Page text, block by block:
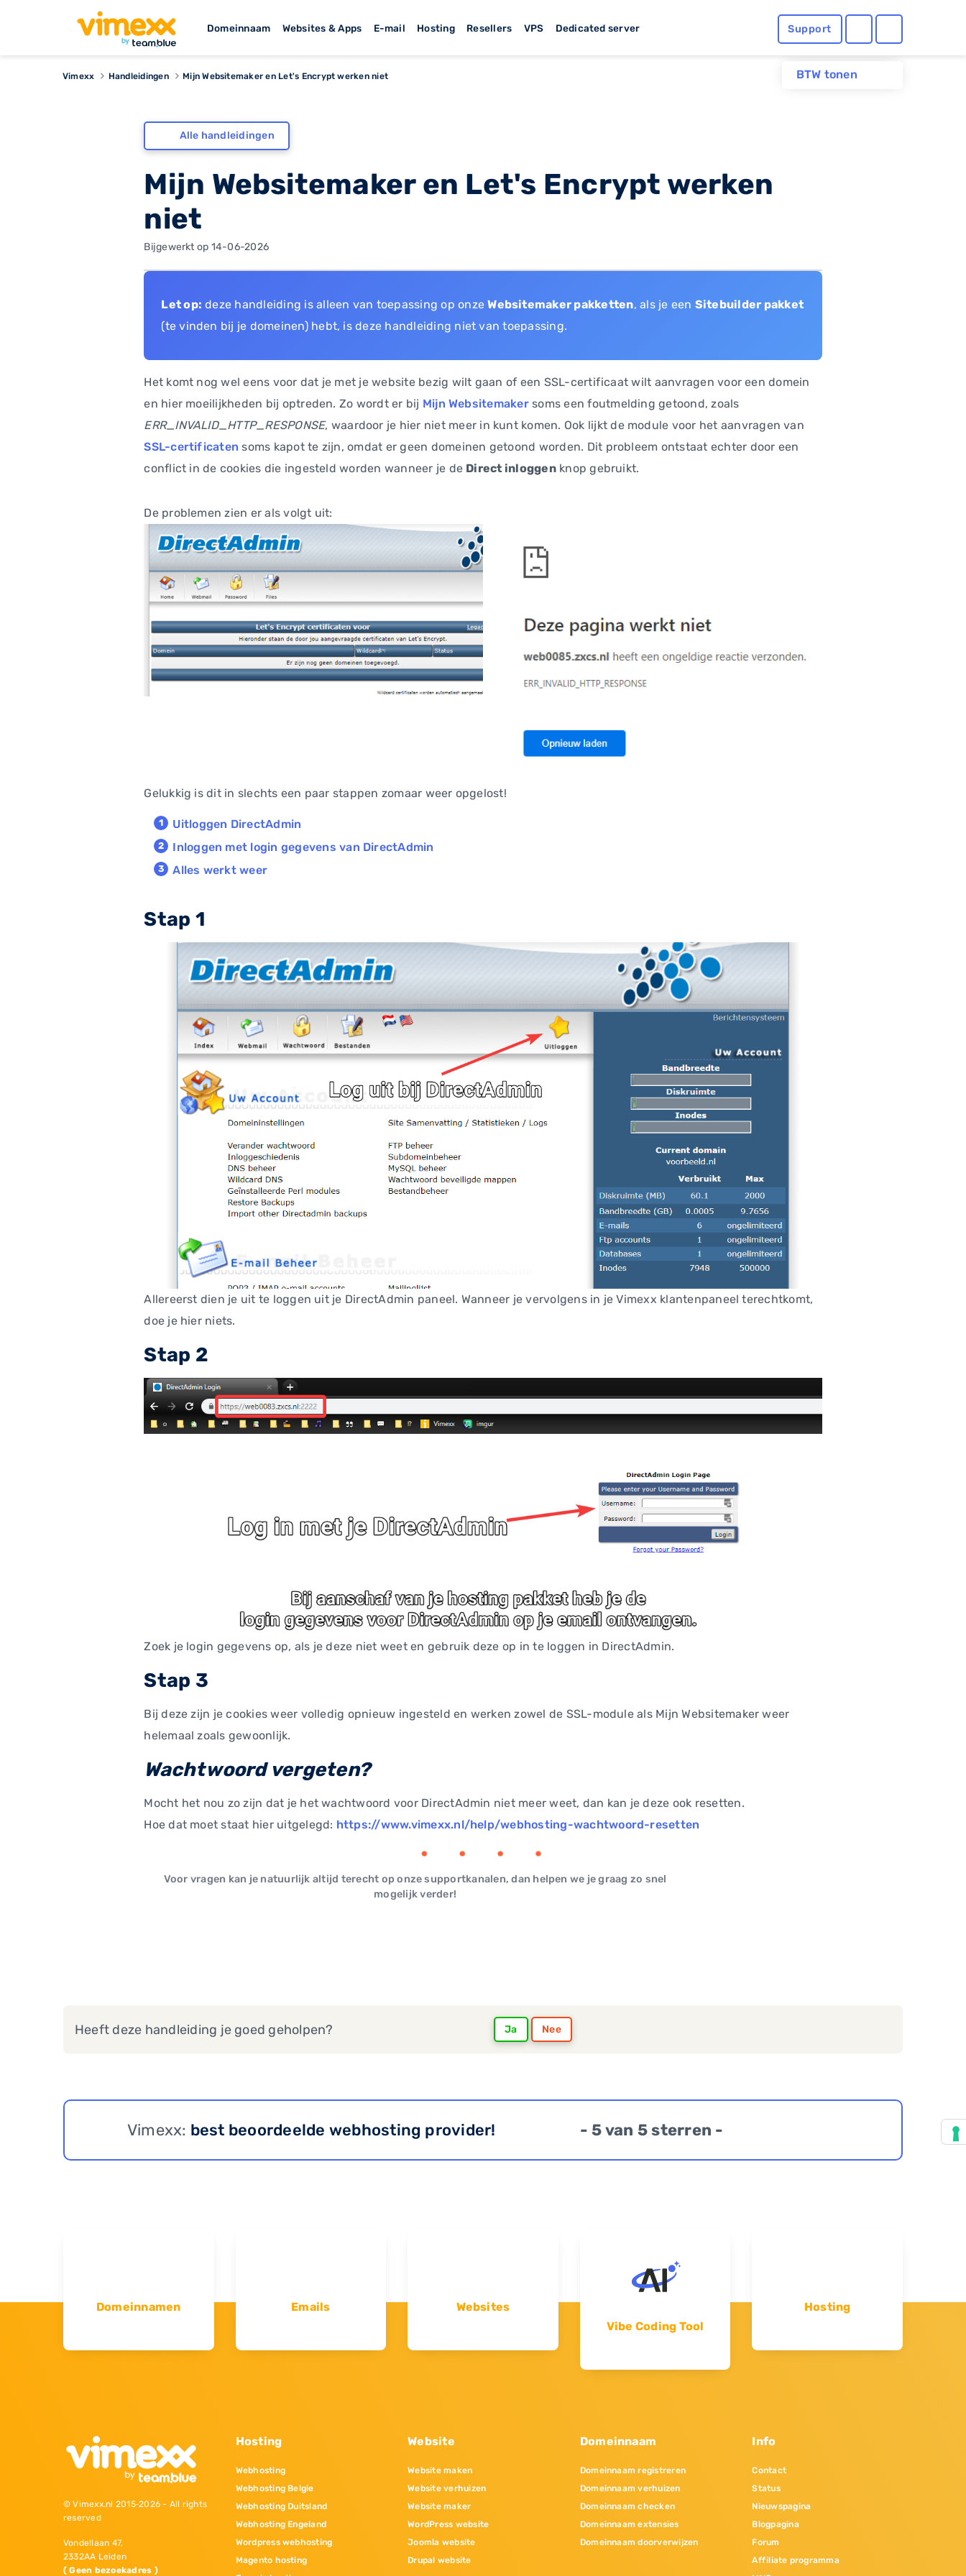
Domeinnaam Websites & Apps E-mail Hosting Resellers VPS Dedicated server Support
BTW tonen
Vimexx Handleidingen Mijn Websitemaker en Let's Encrypt werken niet
Alle handleidingen
Mijn Websitemaker en Let's Encrypt werken
niet
Bijgewerkt op 14-06-2026
Let op: deze handleiding is alleen van toepassing op onzeWebsitemaker pakketten, als je een Sitebuilder pakket
(te vinden bij je domeinen) hebt, is deze handleiding niet van toepassing.
Het komt nog wel eens voor dat je met je website bezig wilt gaan of een SSL-certificaat wilt aanvragen voor een domein
en hier moeilijkheden bij optreden. Zo wordt er bij Mijn Websitemakersoms een foutmelding getoond, zoals
ERR_INVALID_HTTP_RESPONSE, waardoor je hier niet meer in kunt komen. Ook lijkt de module voor het aanvragen van
SSL-certificaten soms kapot te zijn, omdat er geen domeinen getoond worden. Dit probleem ontstaat echter door een
conflict in de cookies die ingesteld worden wanneer je de Direct inloggenknop gebruikt.
De problemen zien er als volgt uit:
Gelukkig is dit in slechts een paar stappen zomaar weer opgelost!
Uitloggen DirectAdmin
Inloggen met login gegevens van DirectAdmin
Alles werkt weer
Stap 1
Allereerst dien je uit te loggen uit je DirectAdmin paneel. Wanneer je vervolgens in je Vimexx klantenpaneel terechtkomt,
doe je hier niets.
Stap 2
Zoek je login gegevens op, als je deze niet weet en gebruik deze op in te loggen in DirectAdmin.
Stap 3
Bij deze zijn je cookies weer volledig opnieuw ingesteld en werken zowel de SSL-module als Mijn Websitemaker weer
helemaal zoals gewoonlijk.
Wachtwoord vergeten?
Mocht het nou zo zijn dat je het wachtwoord voor DirectAdmin niet meer weet, dan kan je deze ook resetten.
Hoe dat moet staat hier uitgelegd: https://www.vimexx.nl/help/webhosting-wachtwoord-resetten
Voor vragen kan je natuurlijk altijd terecht op onze supportkanalen, dan helpen we je graag zo snel
mogelijk verder!
Heeft deze handleiding je goed geholpen? Ja Nee
Vimexx: best beoordeelde webhosting provider! - 5 van 5 sterren -
Domeinnamen Emails
Websites
Vibe Coding Tool
Hosting
© Vimexx.nl 2015‐2026 - All rights
reserved
Vondellaan 47,
2332AA Leiden
( Geen bezoekadres )
Hosting
Webhosting
Webhosting Belgie
Webhosting Duitsland
Webhosting Engeland
Wordpress webhosting
Magento hosting
Website
Website maken
Website verhuizen
Website maker
WordPress website
Joomla website
Drupal website
Domeinnaam
Domeinnaam registreren
Domeinnaam verhuizen
Domeinnaam checken
Domeinnaam extensies
Domeinnaam doorverwijzen
Info
Contact
Status
Nieuwspagina
Blogpagina
Forum
Affiliate programma